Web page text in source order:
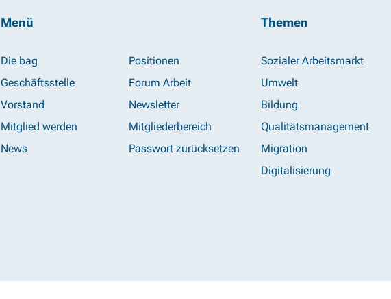
Menü
Die bag
Geschäftsstelle
Vorstand
Mitglied werden
News
Positionen
Forum Arbeit
Newsletter
Mitgliederbereich
Passwort zurücksetzen
Themen
Sozialer Arbeitsmarkt
Umwelt
Bildung
Qualitätsmanagement
Migration
Digitalisierung